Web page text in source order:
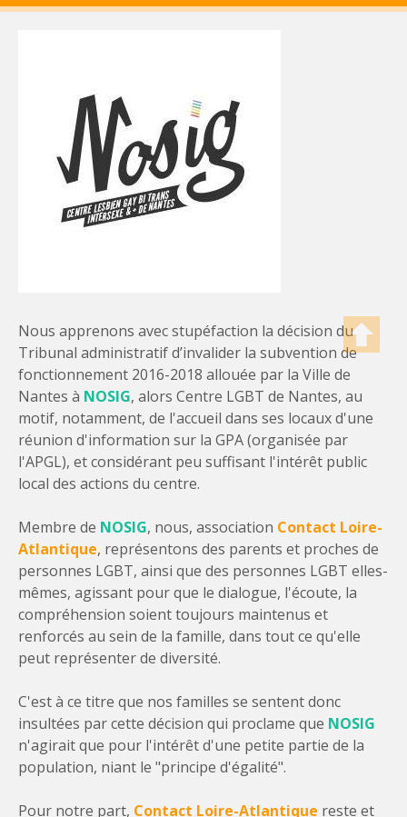
Nous apprenons avec stupéfaction la décision du
Tribunal administratif d’invalider la subvention de
fonctionnement 2016-2018 allouée par la Ville de
Nantes à NOSIG, alors Centre LGBT de Nantes, au
motif, notamment, de l'accueil dans ses locaux d'une
réunion d'information sur la GPA (organisée par
l'APGL), et considérant peu suffisant l'intérêt public
local des actions du centre.
Membre de NOSIG, nous, association Contact Loire-
Atlantique, représentons des parents et proches de
personnes LGBT, ainsi que des personnes LGBT elles-
mêmes, agissant pour que le dialogue, l'écoute, la
compréhension soient toujours maintenus et
renforcés au sein de la famille, dans tout ce qu'elle
peut représenter de diversité.
C'est à ce titre que nos familles se sentent donc
insultées par cette décision qui proclame que NOSIG
n'agirait que pour l'intérêt d'une petite partie de la
population, niant le "principe d'égalité".
Pour notre part, Contact Loire-Atlantique reste et